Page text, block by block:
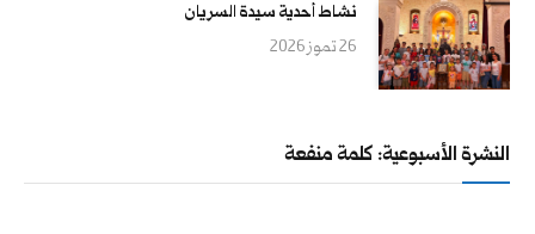
نشاط أحدية سيدة السريان
26 تموز 2026
النشرة الأسبوعية: كلمة منفعة